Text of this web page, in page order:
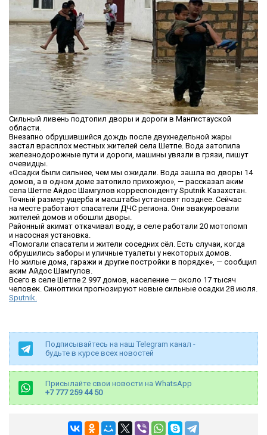
Сильный ливень подтопил дворы и дороги в Мангистауской
области.
Внезапно обрушившийся дождь после двухнедельной жары
застал врасплох местных жителей села Шетпе. Вода затопила
железнодорожные пути и дороги, машины увязли в грязи, пишут
очевидцы.
«Осадки были сильнее, чем мы ожидали. Вода зашла во дворы 14
домов, а в одном доме затопило прихожую», — рассказал аким
села Шетпе Айдос Шамгулов корреспонденту Sputnik Казахстан.
Точный размер ущерба и масштабы установят позднее. Сейчас
на месте работают спасатели ДЧС региона. Они эвакуировали
жителей домов и обошли дворы.
Районный акимат откачивал воду, в селе работали 20 мотопомп
и насосная установка.
«Помогали спасатели и жители соседних сёл. Есть случаи, когда
обрушились заборы и уличные туалеты у некоторых домов.
Но жилые дома, гаражи и другие постройки в порядке», — сообщил
аким Айдос Шамгулов.
Всего в селе Шетпе 2 997 домов, население — около 17 тысяч
человек. Синоптики прогнозируют новые сильные осадки 28 июля.
Sputnik.
Подписывайтесь на наш Telegram канал -
будьте в курсе всех новостей
Присылайте свои новости на WhatsApp
+7 777 259 44 50